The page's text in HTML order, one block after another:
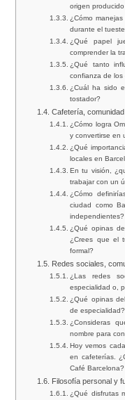
origen
¿Cómo
durante el
¿Qué papel
comprender la
¿Qué tanto
confianza de los
¿Cuál ha sido
tostador?
Cafetería,
¿Cómo logra
y convertirse en
¿Qué
locales en
En tu visión,
trabajar con un
¿Cómo
ciudad como
independientes?
¿Qué opinas
¿Crees que el
formal?
Redes sociales,
¿Las redes
especialidad o,
¿Qué opinas
de especialidad?
¿Consideras
nombre para
Hoy vemos
en cafeterías.
Café Barcelona?
Filosofía personal y
¿Qué disfrutas